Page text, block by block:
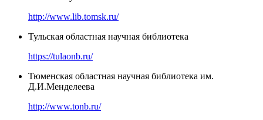
http://www.lib.tomsk.ru/
Тульская областная научная библиотека
https://tulaonb.ru/
Тюменская областная научная библиотека им.
Д.И.Менделеева
http://www.tonb.ru/